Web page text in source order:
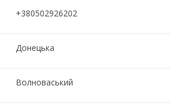
+380502926202
Донецька
Волноваський